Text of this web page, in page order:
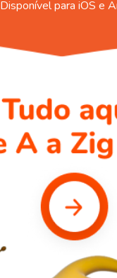
Disponível para iOS e